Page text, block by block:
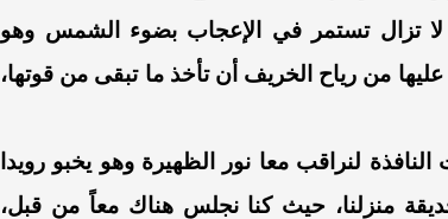
تزال تستمر في الإعجاب بضوء الشمس وهو
من رياح الخريف أن تأخذ ما تبقى من قوتها،
لنراقب معا نور الظهيرة وهو يخبو رويدا
منزلنا، حيث كنا نجلس هناك معاً من قبل،